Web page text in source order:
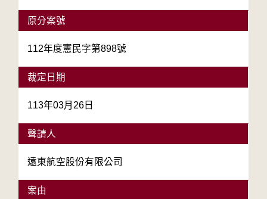
原分案號
112年度憲民字第898號
裁定日期
113年03月26日
聲請人
遠東航空股份有限公司
案由